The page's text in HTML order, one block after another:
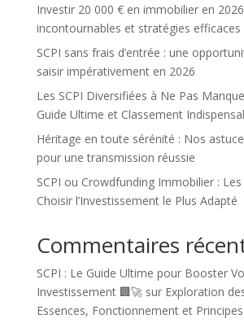
Investir 20 000 € en immobilier en
incontournables et stratégies efficaces
SCPI sans frais d’entrée : une
saisir impérativement en 2026
Les SCPI Diversifiées à Ne Pas
Guide Ultime et Classement
Héritage en toute sérénité : Nos
pour une transmission réussie
SCPI ou Crowdfunding Immobilier :
Choisir l’Investissement le Plus Adapté
Commentaires
SCPI : Le Guide Ultime pour Booster
Investissement 🏢🚀sur Exploration
Essences, Fonctionnement et